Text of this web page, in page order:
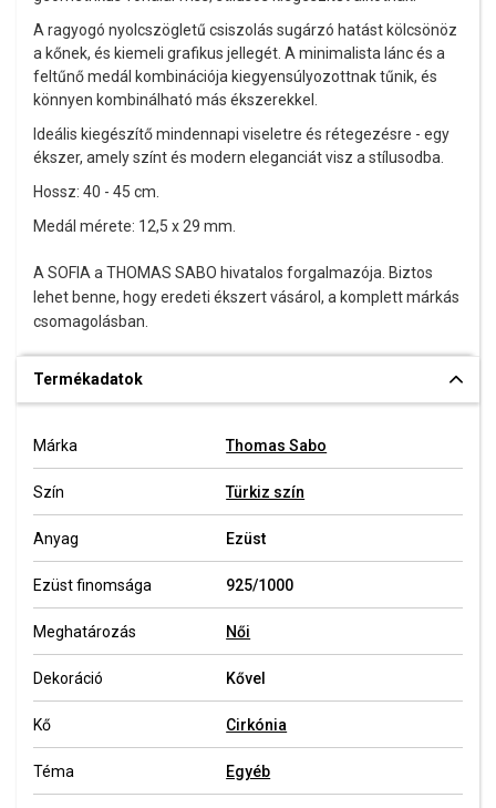
A ragyogó nyolcszögletű csiszolás sugárzó hatást kölcsönöz
a kőnek, és kiemeli grafikus jellegét. A minimalista lánc és a
feltűnő medál kombinációja kiegyensúlyozottnak tűnik, és
könnyen kombinálható más ékszerekkel.
Ideális kiegészítő mindennapi viseletre és rétegezésre - egy
ékszer, amely színt és modern eleganciát visz a stílusodba.
Hossz: 40 - 45 cm.
Medál mérete: 12,5 x 29 mm.
A SOFIA a THOMAS SABO hivatalos forgalmazója. Biztos
lehet benne, hogy eredeti ékszert vásárol, a komplett márkás
csomagolásban.
Termékadatok
Márka Thomas Sabo
Szín Türkiz szín
Anyag Ezüst
Ezüst finomsága 925/1000
Meghatározás Női
Dekoráció Kővel
Kő Cirkónia
Téma Egyéb